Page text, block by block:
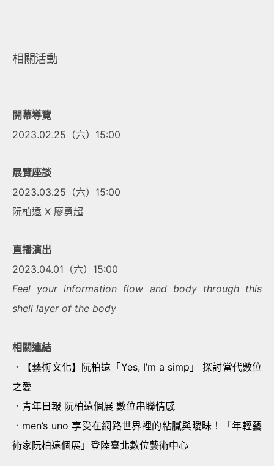
相關活動
開幕導覽
2023.02.25（六）15:00
展覽座談
2023.03.25（六）15:00
阮柏遠 X 廖勇超
直播演出
2023.04.01（六）15:00
Feel your information flow and body through this
shell layer of the body
相關連結
．
【藝術文化】阮柏遠「Yes, I’m a simp」 探討當代數位
之愛
． 青年日報 阮柏遠個展 數位串聯情感
． men’s uno 享受在網路世界裡的粘膩與曖昧！「年輕藝
術家阮柏遠個展」登陸臺北數位藝術中心